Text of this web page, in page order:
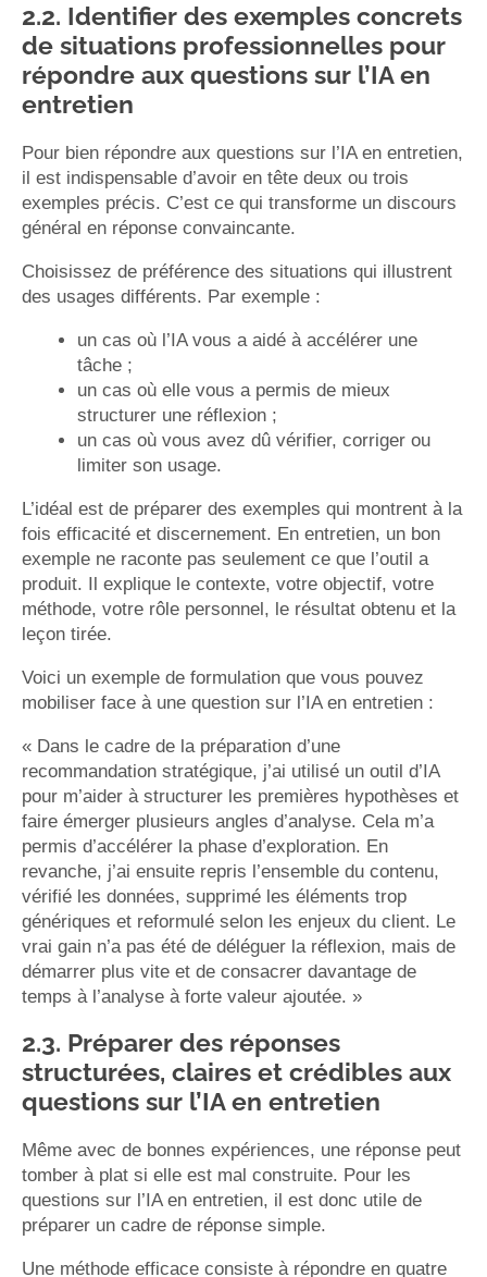
2.2. Identifier des exemples concrets
de situations professionnelles pour
répondre aux questions sur l’IA en
entretien
Pour bien répondre aux questions sur l’IA en entretien,
il est indispensable d’avoir en tête deux ou trois
exemples précis. C’est ce qui transforme un discours
général en réponse convaincante.
Choisissez de préférence des situations qui illustrent
des usages différents. Par exemple :
un cas où l’IA vous a aidé à accélérer une
tâche ;
un cas où elle vous a permis de mieux
structurer une réflexion ;
un cas où vous avez dû vérifier, corriger ou
limiter son usage.
L’idéal est de préparer des exemples qui montrent à la
fois efficacité et discernement. En entretien, un bon
exemple ne raconte pas seulement ce que l’outil a
produit. Il explique le contexte, votre objectif, votre
méthode, votre rôle personnel, le résultat obtenu et la
leçon tirée.
Voici un exemple de formulation que vous pouvez
mobiliser face à une question sur l’IA en entretien :
« Dans le cadre de la préparation d’une
recommandation stratégique, j’ai utilisé un outil d’IA
pour m’aider à structurer les premières hypothèses et
faire émerger plusieurs angles d’analyse. Cela m’a
permis d’accélérer la phase d’exploration. En
revanche, j’ai ensuite repris l’ensemble du contenu,
vérifié les données, supprimé les éléments trop
génériques et reformulé selon les enjeux du client. Le
vrai gain n’a pas été de déléguer la réflexion, mais de
démarrer plus vite et de consacrer davantage de
temps à l’analyse à forte valeur ajoutée. »
2.3. Préparer des réponses
structurées, claires et crédibles aux
questions sur l’IA en entretien
Même avec de bonnes expériences, une réponse peut
tomber à plat si elle est mal construite. Pour les
questions sur l’IA en entretien, il est donc utile de
préparer un cadre de réponse simple.
Une méthode efficace consiste à répondre en quatre